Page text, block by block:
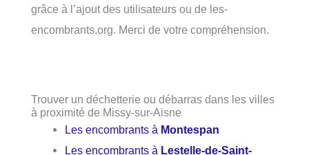
grâce à l’ajout des utilisateurs ou de les-
encombrants.org. Merci de votre compréhension.
Trouver un déchetterie ou débarras dans les villes
à proximité de Missy-sur-Aisne
Les encombrants à Montespan
Les encombrants à Lestelle-de-Saint-